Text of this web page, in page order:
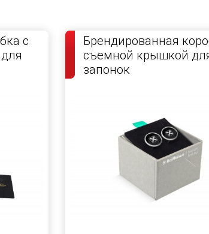
с
Брендированная
съемной крышкой
запонок